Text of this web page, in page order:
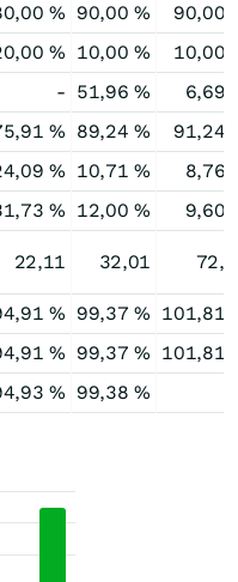
% 90,00 %
90,00
% 10,00 %
10,00
- 51,96 %
6,69
% 89,24 %
91,24
% 10,71 %
8,76
% 12,00 %
9,60
22,11 32,01
% 99,37 % 101,81
% 99,37 % 101,81
% 99,38 %